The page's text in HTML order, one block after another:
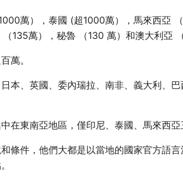
萬），泰國 (超1000萬），馬來西亞
135萬），秘魯 （130 萬）和澳大利亞 （
萬。
本、英國、委內瑞拉、南非、義大利、
在東南亞地區，僅印尼、泰國、馬來西
條件，他們大都是以當地的國家官方語